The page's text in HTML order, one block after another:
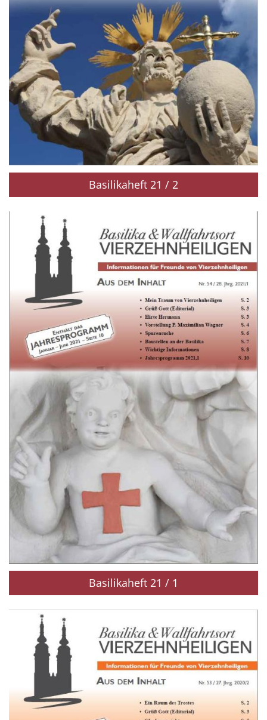
Basilikaheft 21 / 2
Basilikaheft 21 / 1